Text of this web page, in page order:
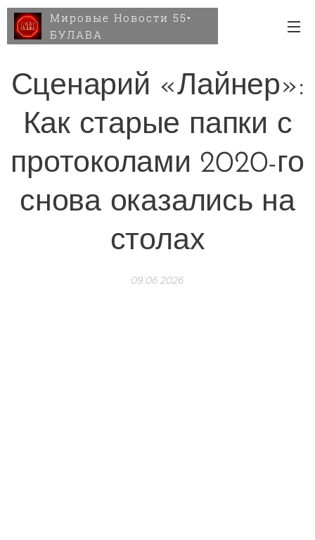
Мировые Новости 55•
БУЛАВА
Сценарий «Лайнер»:
Как старые папки с
протоколами 2020-го
снова оказались на
столах
09.06.2026